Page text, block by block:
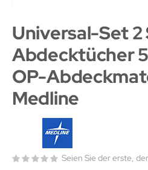
Universal-Set 2
Abdecktücher
OP-
Medline
Seien Sie der erste,